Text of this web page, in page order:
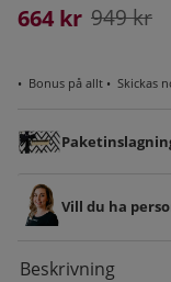
664 kr
Ordinarie pris:
949kr
• Bonus på allt • Skickas
Vill du ha
Beskrivning